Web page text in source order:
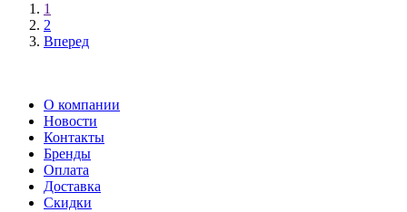
1
2
Вперед
О компании
Новости
Контакты
Бренды
Оплата
Доставка
Скидки